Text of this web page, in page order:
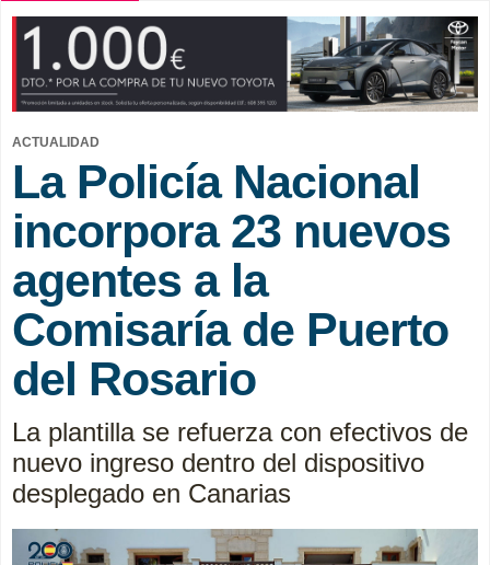
ACTUALIDAD
La Policía Nacional
incorpora 23 nuevos
agentes a la
Comisaría de Puerto
del Rosario
La plantilla se refuerza con efectivos de
nuevo ingreso dentro del dispositivo
desplegado en Canarias